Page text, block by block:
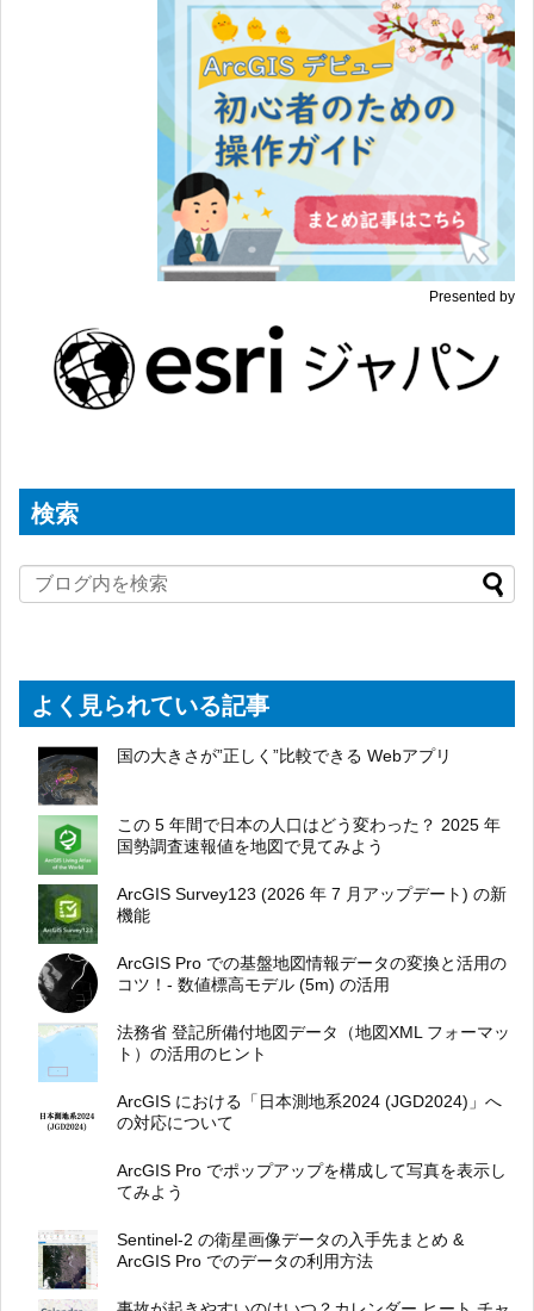
Presented by
検索
よく見られている記事
国の大きさが”正しく”比較できる Webアプリ
この 5 年間で日本の人口はどう変わった？ 2025 年
国勢調査速報値を地図で見てみよう
ArcGIS Survey123 (2026 年 7 月アップデート) の新
機能
ArcGIS Pro での基盤地図情報データの変換と活用の
コツ！- 数値標高モデル (5m) の活用
法務省 登記所備付地図データ（地図XML フォーマッ
ト）の活用のヒント
ArcGIS における「日本測地系2024 (JGD2024)」へ
の対応について
ArcGIS Pro でポップアップを構成して写真を表示し
てみよう
Sentinel-2 の衛星画像データの入手先まとめ &
ArcGIS Pro でのデータの利用方法